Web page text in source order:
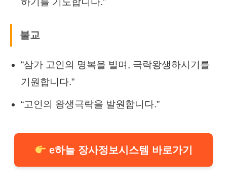
불교
“삼가 고인의 명복을 빌며, 극락왕생하시기를
기원합니다.”
“고인의 왕생극락을 발원합니다.”
e하늘 장사정보시스템 바로가기